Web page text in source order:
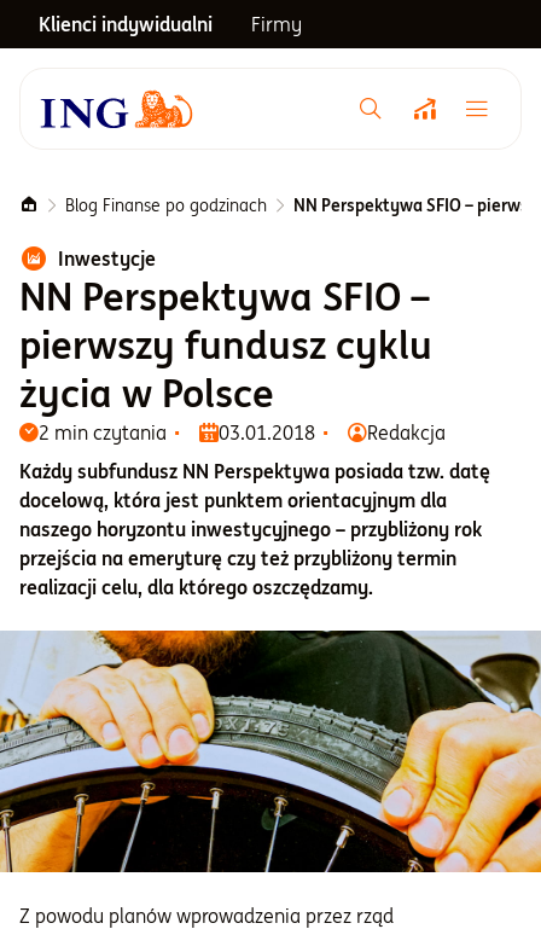
Klienci indywidualni Firmy
Menu główne
Notowania
Emerytura
Inwestycje
Blog
Centrum pomocy
Informacje i dokumenty
O nas
Otwórz konto
Zaloguj
Blog Finanse po godzinach NN Perspektywa SFIO –
Inwestycje
NN Perspektywa SFIO –
pierwszy fundusz cyklu
życia w Polsce
2 min czytania 03.01.2018
Redakcja
Każdy subfundusz NN Perspektywa posiada tzw. datę
docelową, która jest punktem orientacyjnym dla
naszego horyzontu inwestycyjnego – przybliżony rok
przejścia na emeryturę czy też przybliżony termin
realizacji celu, dla którego oszczędzamy.
Z powodu planów wprowadzenia przez rząd